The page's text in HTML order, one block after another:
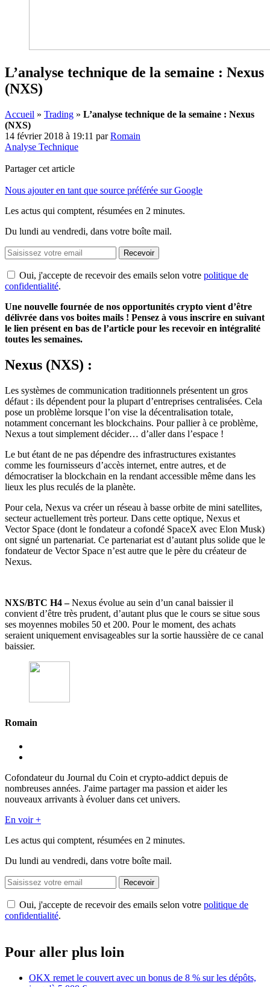
L’analyse technique de la semaine : Nexus
(NXS)
Accueil » Trading » L’analyse technique de la semaine : Nexus
(NXS)
14 février 2018 à 19:11 parRomain
Analyse Technique
Partager cet article
Nous ajouter en tant que source préférée sur Google
Les actus qui comptent, résumées en 2 minutes.
Du lundi au vendredi, dans votre boîte mail.
Recevoir
Oui, j'accepte de recevoir des emails selon votre politique de
confidentialité.
Une nouvelle fournée de nos opportunités crypto vient d’être
délivrée dans vos boites mails ! Pensez à vous inscrire en suivant
le lien présent en bas de l’article pour les recevoir en intégralité
toutes les semaines.
Nexus (NXS) :
Les systèmes de communication traditionnels présentent un gros
défaut : ils dépendent pour la plupart d’entreprises centralisées. Cela
pose un problème lorsque l’on vise la décentralisation totale,
notamment concernant les blockchains. Pour pallier à ce problème,
Nexus a tout simplement décider… d’aller dans l’espace !
Le but étant de ne pas dépendre des infrastructures existantes
comme les fournisseurs d’accès internet, entre autres, et de
démocratiser la blockchain en la rendant accessible même dans les
lieux les plus reculés de la planète.
Pour cela, Nexus va créer un réseau à basse orbite de mini satellites,
secteur actuellement très porteur. Dans cette optique, Nexus et
Vector Space (dont le fondateur a cofondé SpaceX avec Elon Musk)
ont signé un partenariat. Ce partenariat est d’autant plus solide que le
fondateur de Vector Space n’est autre que le père du créateur de
Nexus.
NXS/BTC H4 –Nexus évolue au sein d’un canal baissier il
convient d’être très prudent, d’autant plus que le cours se situe sous
ses moyennes mobiles 50 et 200. Pour le moment, des achats
seraient uniquement envisageables sur la sortie haussière de ce canal
baissier.
Romain
Cofondateur du Journal du Coin et crypto-addict depuis de
nombreuses années. J'aime partager ma passion et aider les
nouveaux arrivants à évoluer dans cet univers.
En voir +
Les actus qui comptent, résumées en 2 minutes.
Du lundi au vendredi, dans votre boîte mail.
Recevoir
Oui, j'accepte de recevoir des emails selon votre politique de
confidentialité.
Pour aller plus loin
OKX remet le couvert avec un bonus de 8 % sur les dépôts,